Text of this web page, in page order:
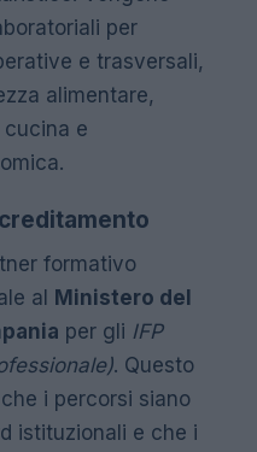
per
e trasversali,
alimentare,
e
formativo
al Ministero del
per gli IFP
. Questo
i percorsi siano
istituzionali e che i